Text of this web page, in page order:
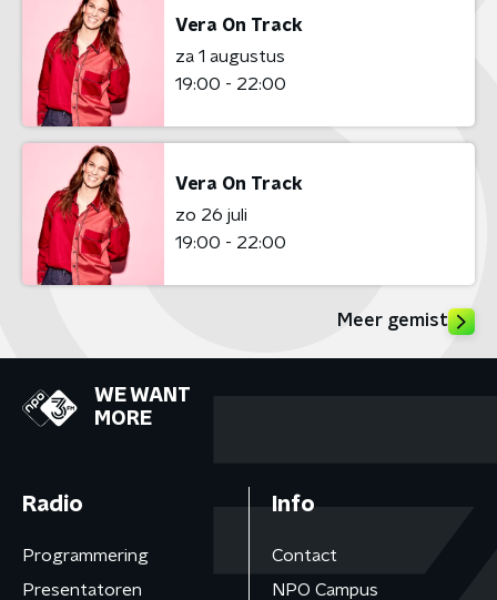
Vera On Track
za 1 augustus
19:00 - 22:00
Vera On Track
zo 26 juli
19:00 - 22:00
Meer gemist
WE WANT
MORE
Radio
Programmering
Presentatoren
Info
Contact
NPO Campus